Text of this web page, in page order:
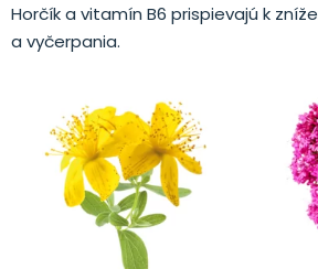
Horčík a vitamín B6 prispievajú k
a vyčerpania.